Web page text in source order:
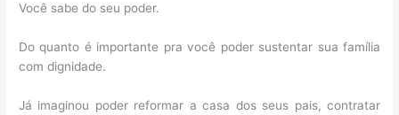
Você sabe do seu poder.
Do quanto é importante pra você poder sustentar sua família
com dignidade.
Já imaginou poder reformar a casa dos seus pais, contratar